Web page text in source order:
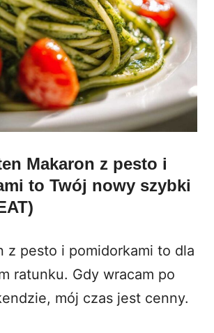
Makaron z pesto i
to Twój nowy szybki
z pesto i pomidorkami to dla
ratunku. Gdy wracam po
mój czas jest cenny.